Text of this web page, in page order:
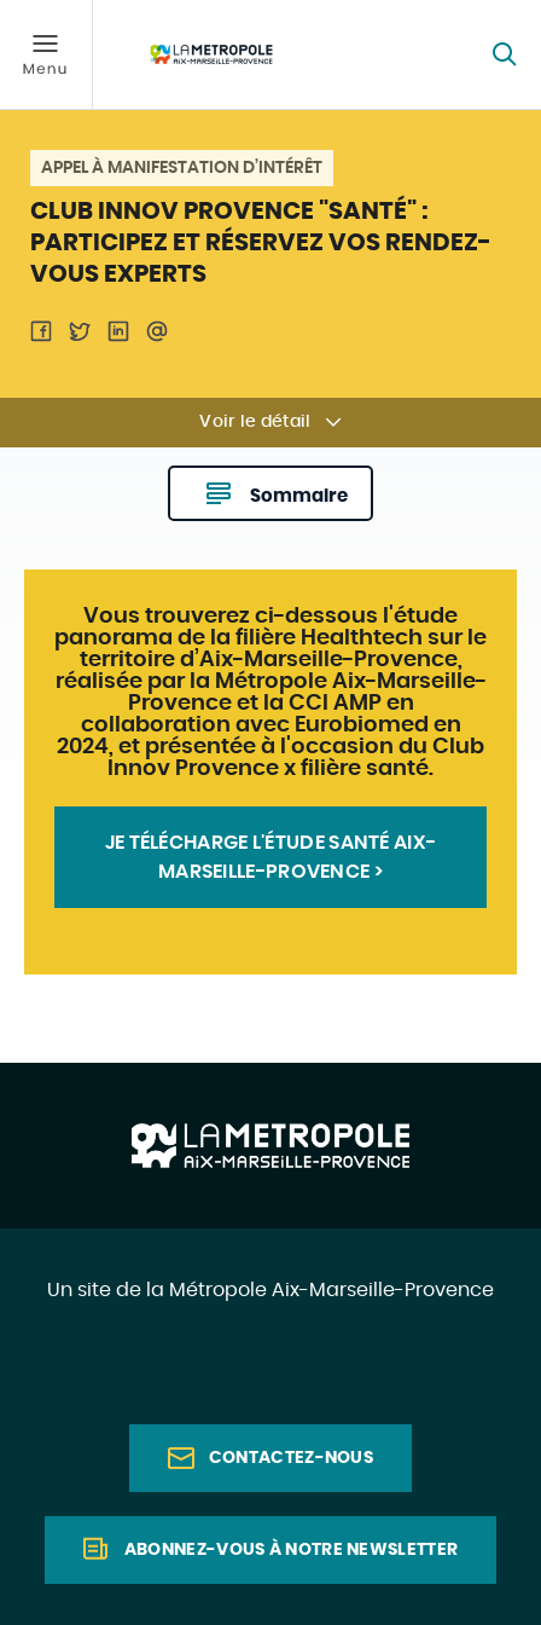
APPEL À MANIFESTATION D’INTÉRÊT
CLUB INNOV PROVENCE "SANTÉ" :
PARTICIPEZ ET RÉSERVEZ VOS RENDEZ-
VOUS EXPERTS
Voir le détail
Sommaire
Vous trouverez ci-dessous l'étude
panorama de la filière Healthtech sur le
territoire d’Aix-Marseille-Provence,
réalisée par la Métropole Aix-Marseille-
Provence et la CCI AMP en
collaboration avec Eurobiomed en
2024, et présentée à l'occasion du Club
Innov Provence x filière santé.
JE TÉLÉCHARGE L'ÉTUDE SANTÉ AIX-
MARSEILLE-PROVENCE >
Un site de la Métropole Aix-Marseille-Provence
CONTACTEZ-NOUS
ABONNEZ-VOUS À NOTRE NEWSLETTER